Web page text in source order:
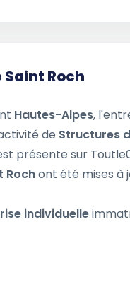
Roch
Hautes-Alpes,
de Structures
présente sur
Rochont été mises à
individuelle